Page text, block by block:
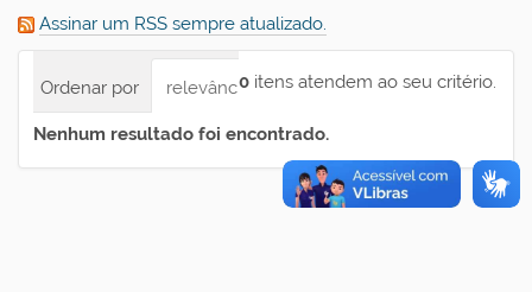
Assinar um RSS sempre atualizado.
0 itens atendem ao seu critério.
Ordenar por relevância data (mais recente primeiro)
Nenhum resultado foi encontrado.